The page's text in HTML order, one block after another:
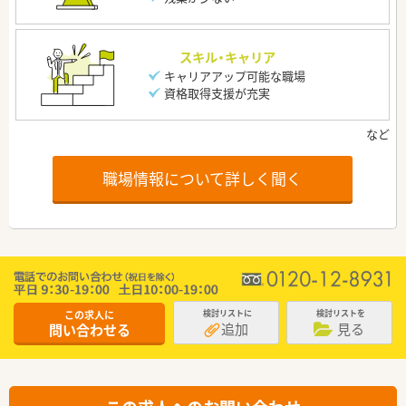
スキル・キャリア
キャリアアップ可能な職場
資格取得支援が充実
職場情報について詳しく聞く
この求人に
問い合わせる
検討リストに
追加
検討リストを
見る